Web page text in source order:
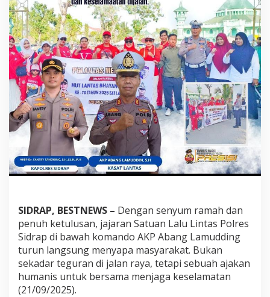
p
S
e
n
t
u
h
H
a
t
i
W
a
r
g
a
,
n
g
u
n
K
e
s
SIDRAP, BESTNEWS – Dengan senyum ramah dan
penuh ketulusan, jajaran Satuan Lalu Lintas Polres
Sidrap di bawah komando AKP Abang Lamudding
turun langsung menyapa masyarakat. Bukan
sekadar teguran di jalan raya, tetapi sebuah ajakan
humanis untuk bersama menjaga keselamatan
(21/09/2025).